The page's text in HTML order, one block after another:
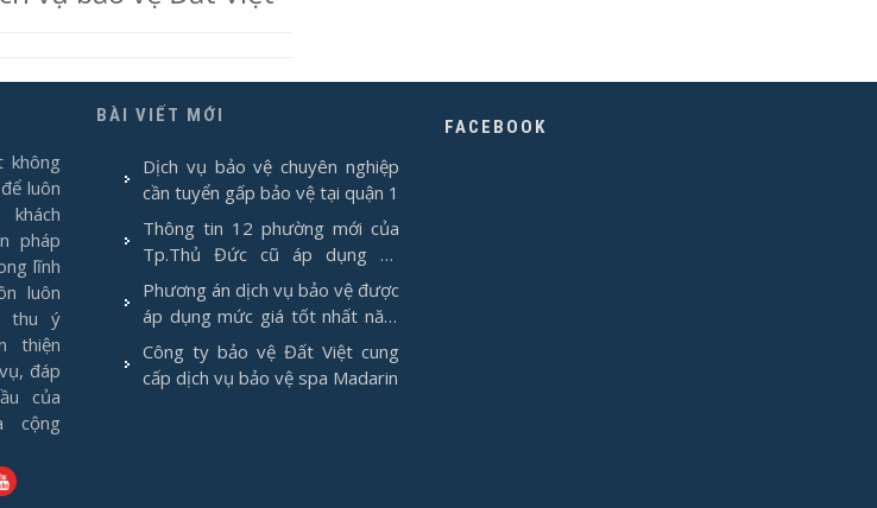
không
luôn
pháp
lĩnh
luôn
thu ý
thiện
đáp
của
cộng
BÀI VIẾT MỚI
Dịch vụ bảo vệ chuyên nghiệp
cần tuyển gấp bảo vệ tại quận 1
Thông tin 12 phường mới của
Tp.Thủ Đức cũ áp dụng từ
1/7/2025
Phương án dịch vụ bảo vệ được
áp dụng mức giá tốt nhất năm
2026
Công ty bảo vệ Đất Việt cung
cấp dịch vụ bảo vệ spa Madarin
FACEBOOK